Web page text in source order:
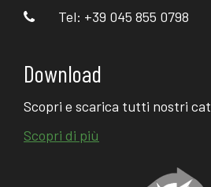
Tel: +39 045 855 0798
Download
Scopri e scarica tutti nostri
Scopri di più